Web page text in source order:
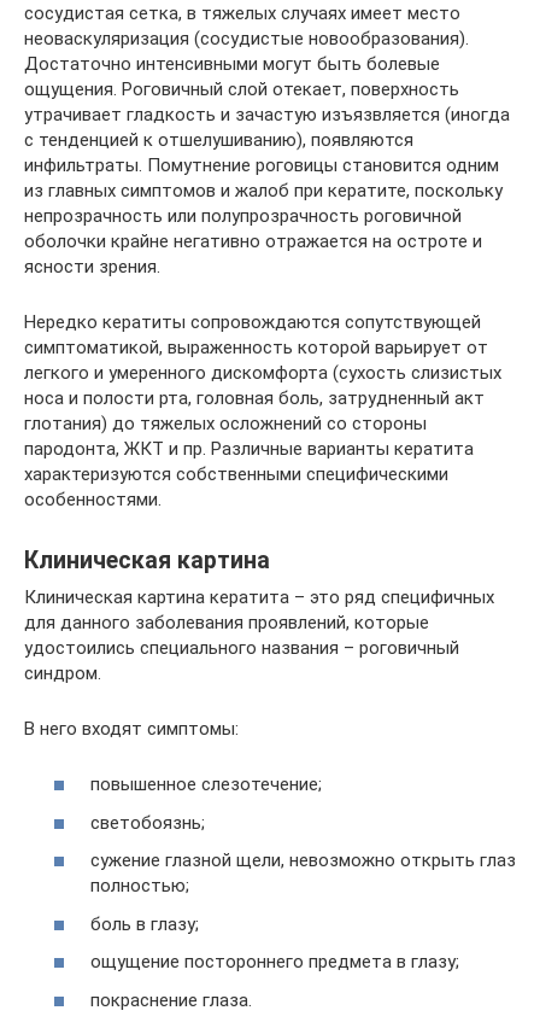
сосудистая сетка, в тяжелых случаях имеет место
неоваскуляризация (сосудистые новообразования).
Достаточно интенсивными могут быть болевые
ощущения. Роговичный слой отекает, поверхность
утрачивает гладкость и зачастую изъязвляется (иногда
с тенденцией к отшелушиванию), появляются
инфильтраты. Помутнение роговицы становится одним
из главных симптомов и жалоб при кератите, поскольку
непрозрачность или полупрозрачность роговичной
оболочки крайне негативно отражается на остроте и
ясности зрения.
Нередко кератиты сопровождаются сопутствующей
симптоматикой, выраженность которой варьирует от
легкого и умеренного дискомфорта (сухость слизистых
носа и полости рта, головная боль, затрудненный акт
глотания) до тяжелых осложнений со стороны
пародонта, ЖКТ и пр. Различные варианты кератита
характеризуются собственными специфическими
особенностями.
Клиническая картина
Клиническая картина кератита – это ряд специфичных
для данного заболевания проявлений, которые
удостоились специального названия – роговичный
синдром.
В него входят симптомы:
повышенное слезотечение;
светобоязнь;
сужение глазной щели, невозможно открыть глаз
полностью;
боль в глазу;
ощущение постороннего предмета в глазу;
покраснение глаза.